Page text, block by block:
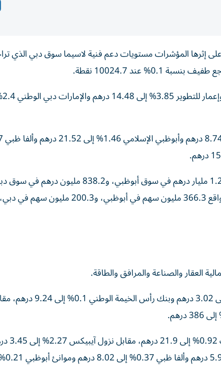
إثرها المؤشرات مستويات دعم فنية لاسيما سوق دبي الذي
في دبي،
واستقطبت الأسهم سيولة إجمالية ب 2.04 مليار درهم، منها 1.2 مليار درهم في سوق أبوظبي، و838.2 مليون
والكميات المتداولة من الأسهم 566.6 مليون سهم، توزعت بواقع 366.3 مليون سهم في أبوظبي،
العقار والصناعة والمرافق والطاقة.
وفي قطاع المالية، تراجعت أسهم الشارقة الإسلامي 0.98%
وبخصوص قطاع الصناعة،
وأمستيل 0.86%